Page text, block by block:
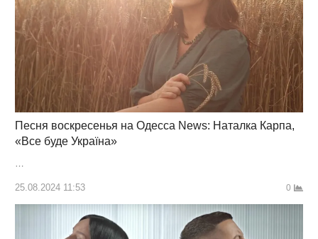
Песня воскресенья на Одесса News: Наталка Карпа,
«Все буде Україна»
…
25.08.2024 11:53 0